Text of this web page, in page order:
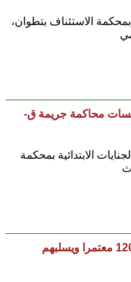
الاستئناف بتطوان،
محاكمة جريمة ق-
الابتدائية بمحكمة
مسير وكالة أسفار بطنجة ينصب على 120 معتمرا ويسلبهم